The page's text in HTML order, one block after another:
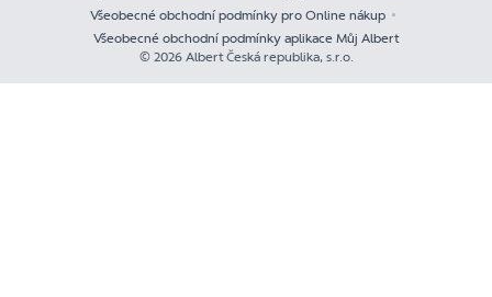
Všeobecné obchodní podmínky pro Online nákup
Všeobecné obchodní podmínky aplikace Můj Albert
© 2026 Albert Česká republika, s.r.o.